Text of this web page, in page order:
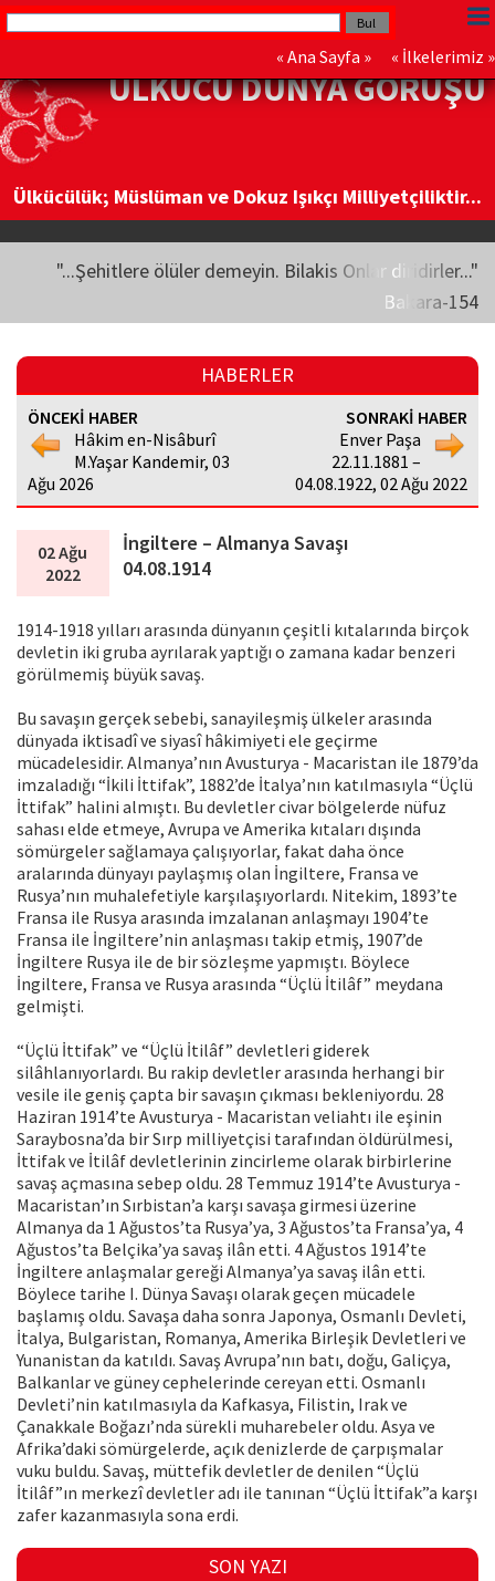
« Ana Sayfa » « İlkelerimiz »
ÜLKÜCÜ DÜNYA GÖRÜŞÜ
Ülkücülük; Müslüman ve Dokuz Işıkçı Milliyetçiliktir...
"...Şehitlere ölüler demeyin. Bilakis Onlar diridirler..."
Bakara-154
HABERLER
ÖNCEKİ HABER
Hâkim en-Nisâburî
M.Yaşar Kandemir, 03
Ağu 2026
SONRAKİ HABER
Enver Paşa
22.11.1881 –
04.08.1922, 02 Ağu 2022
02 Ağu
2022
İngiltere – Almanya Savaşı
04.08.1914
1914-1918 yılları arasında dünyanın çeşitli kıtalarında birçok
devletin iki gruba ayrılarak yaptığı o zamana kadar benzeri
görülmemiş büyük savaş.
Bu savaşın gerçek sebebi, sanayileşmiş ülkeler arasında
dünyada iktisadî ve siyasî hâkimiyeti ele geçirme
mücadelesidir. Almanya’nın Avusturya - Macaristan ile 1879’da
imzaladığı “İkili İttifak”, 1882’de İtalya’nın katılmasıyla “Üçlü
İttifak” halini almıştı. Bu devletler civar bölgelerde nüfuz
sahası elde etmeye, Avrupa ve Amerika kıtaları dışında
sömürgeler sağlamaya çalışıyorlar, fakat daha önce
aralarında dünyayı paylaşmış olan İngiltere, Fransa ve
Rusya’nın muhalefetiyle karşılaşıyorlardı. Nitekim, 1893’te
Fransa ile Rusya arasında imzalanan anlaşmayı 1904’te
Fransa ile İngiltere’nin anlaşması takip etmiş, 1907’de
İngiltere Rusya ile de bir sözleşme yapmıştı. Böylece
İngiltere, Fransa ve Rusya arasında “Üçlü İtilâf” meydana
gelmişti.
“Üçlü İttifak” ve “Üçlü İtilâf” devletleri giderek
silâhlanıyorlardı. Bu rakip devletler arasında herhangi bir
vesile ile geniş çapta bir savaşın çıkması bekleniyordu. 28
Haziran 1914’te Avusturya - Macaristan veliahtı ile eşinin
Saraybosna’da bir Sırp milliyetçisi tarafından öldürülmesi,
İttifak ve İtilâf devletlerinin zincirleme olarak birbirlerine
savaş açmasına sebep oldu. 28 Temmuz 1914’te Avusturya -
Macaristan’ın Sırbistan’a karşı savaşa girmesi üzerine
Almanya da 1 Ağustos’ta Rusya’ya, 3 Ağustos’ta Fransa’ya, 4
Ağustos’ta Belçika’ya savaş ilân etti. 4 Ağustos 1914’te
İngiltere anlaşmalar gereği Almanya’ya savaş ilân etti.
Böylece tarihe I. Dünya Savaşı olarak geçen mücadele
başlamış oldu. Savaşa daha sonra Japonya, Osmanlı Devleti,
İtalya, Bulgaristan, Romanya, Amerika Birleşik Devletleri ve
Yunanistan da katıldı. Savaş Avrupa’nın batı, doğu, Galiçya,
Balkanlar ve güney cephelerinde cereyan etti. Osmanlı
Devleti’nin katılmasıyla da Kafkasya, Filistin, Irak ve
Çanakkale Boğazı’nda sürekli muharebeler oldu. Asya ve
Afrika’daki sömürgelerde, açık denizlerde de çarpışmalar
vuku buldu. Savaş, müttefik devletler de denilen “Üçlü
İtilâf”ın merkezî devletler adı ile tanınan “Üçlü İttifak”a karşı
zafer kazanmasıyla sona erdi.
SON YAZI